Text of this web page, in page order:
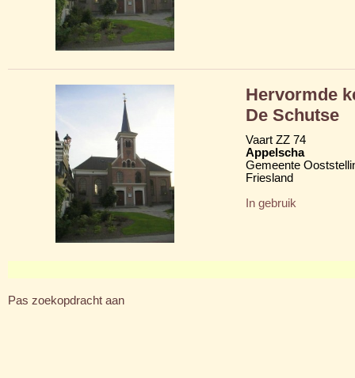
Hervormde
De Schutse
Vaart ZZ 74
Appelscha
Gemeente
Friesland
In gebruik
Pas zoekopdracht aan